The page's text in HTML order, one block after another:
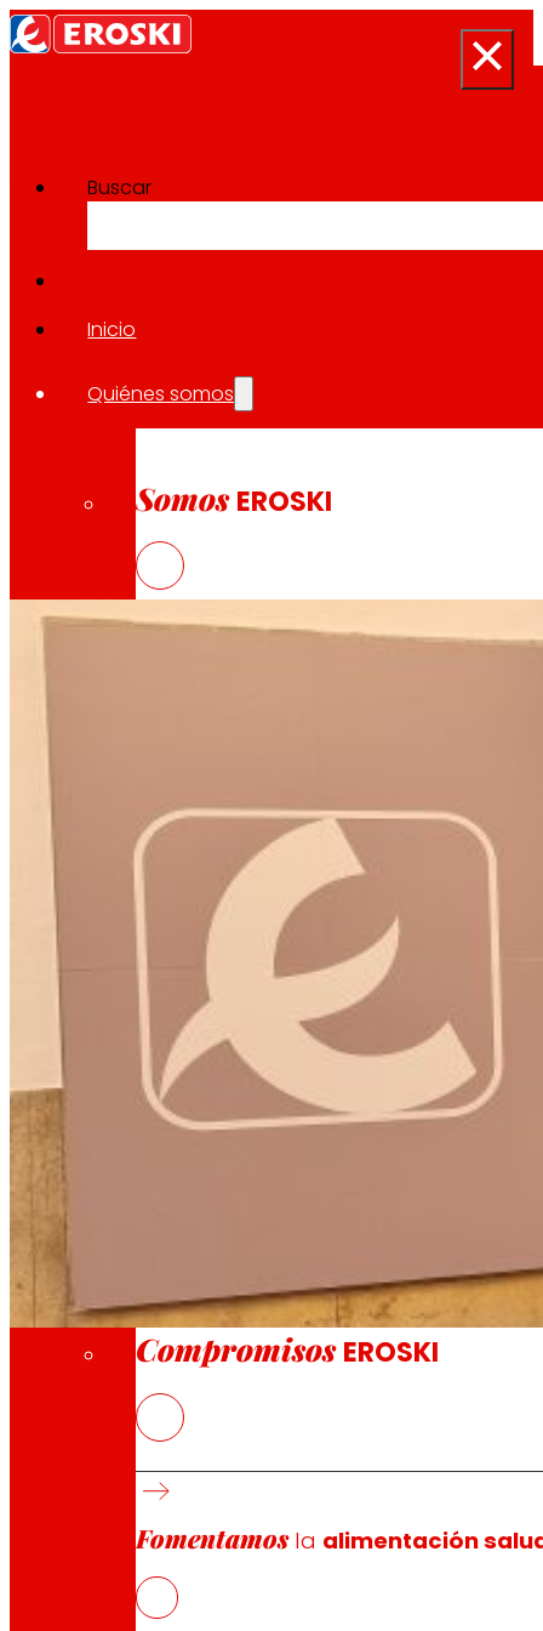
Buscar
Inicio
Quiénes somos
Somos EROSKI
Cooperativa
Somos por y para las personas. Descubre
Fundación
A través de nuestra Fundación
Compromisos EROSKI
Fomentamosla alimentación
Sala de prensa
Volver a todas las noticias
14.03.2024
EROSKI inaugura un nuevo
Los alimentos frescos, especialmente las
El establecimiento cuenta con una plantilla
EROSKI mantiene el ritmo de aperturas